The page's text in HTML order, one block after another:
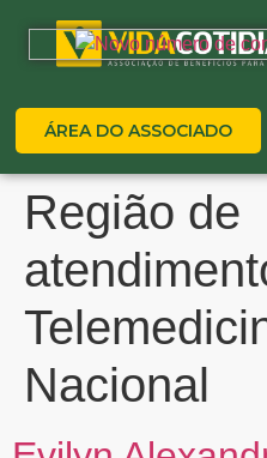
ÁREA DO ASSOCIADO
Região de
Nacional